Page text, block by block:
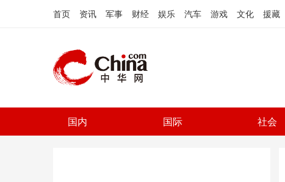
首页 资讯 军事 财经 娱乐 汽车 游戏 文化 援藏
国内 国际 社会